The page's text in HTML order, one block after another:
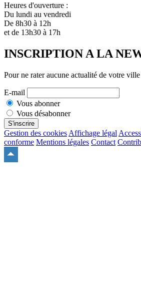
Heures d'ouverture :
Du lundi au vendredi
De 8h30 à 12h
et de 13h30 à 17h
INSCRIPTION A LA
Pour ne rater aucune actualité de votre
E-mail
Vous abonner
Vous désabonner
S'inscrire
Gestion des cookies Affichage légal
conforme Mentions légales Contact